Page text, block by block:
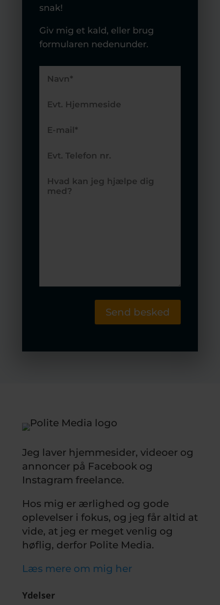
snak!
Giv mig et kald, eller brug
formularen nedenunder.
Send besked
Jeg laver hjemmesider, videoer og
annoncer på Facebook og
Instagram freelance.
Hos mig er ærlighed og gode
oplevelser i fokus, og jeg får altid at
vide, at jeg er meget venlig og
høflig, derfor Polite Media.
Læs mere om mig her
Ydelser